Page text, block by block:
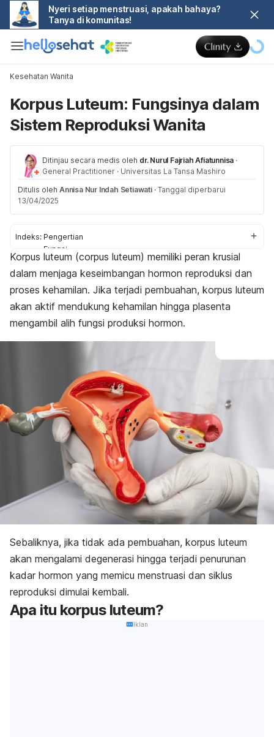
Nyeri setiap menstruasi, apakah bahaya?
Tanya di komunitas!
Kesehatan Wanita
Korpus Luteum: Fungsinya dalam
Sistem Reproduksi Wanita
Ditinjau secara medis oleh dr. Nurul Fajriah Afiatunnisa ·
General Practitioner · Universitas La Tansa Mashiro
Ditulis oleh Annisa Nur Indah Setiawati · Tanggal diperbarui
13/04/2025
Indeks: Pengertian
Fungsi
Gangguan
Korpus luteum (corpus luteum) memiliki peran krusial
dalam menjaga keseimbangan hormon reproduksi dan
proses kehamilan. Jika terjadi pembuahan, korpus luteum
akan aktif mendukung kehamilan hingga plasenta
mengambil alih fungsi produksi hormon.
Sebaliknya, jika tidak ada pembuahan, korpus luteum
akan mengalami degenerasi hingga terjadi penurunan
kadar hormon yang memicu menstruasi dan siklus
reproduksi dimulai kembali.
Apa itu korpus luteum?
Iklan